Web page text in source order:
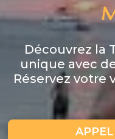
Découvrez la
unique avec
Réservez votre